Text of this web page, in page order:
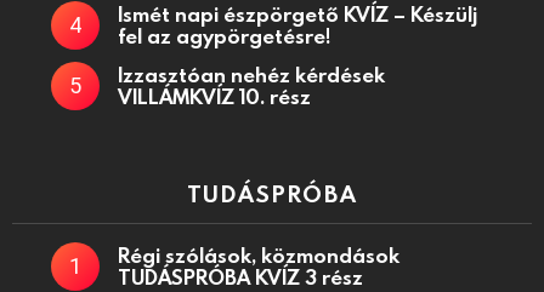
Ismét napi észpörgető KVÍZ – Készülj
fel az agypörgetésre!
Izzasztóan nehéz kérdések
VILLÁMKVÍZ 10. rész
TUDÁSPRÓBA
Régi szólások, közmondások
TUDÁSPRÓBA KVÍZ 3 rész